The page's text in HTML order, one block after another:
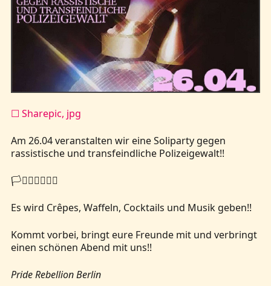
Links
Kontakt
☐ Sharepic, jpg
Am 26.04 veranstalten wir eine Soliparty gegen
rassistische und transfeindliche Polizeigewalt!!
🏳️‍⚧️🏳️‍🌈🚩✊🏽
Es wird Crêpes, Waffeln, Cocktails und Musik geben!!
Kommt vorbei, bringt eure Freunde mit und verbringt
einen schönen Abend mit uns!!
Pride Rebellion Berlin